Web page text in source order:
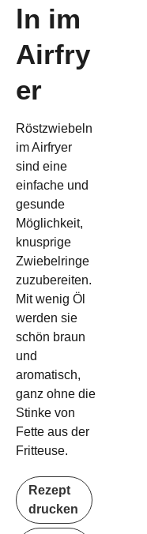
ln im
Airfry
er
Röstzwiebeln
im Airfryer
sind eine
einfache und
gesunde
Möglichkeit,
knusprige
Zwiebelringe
zuzubereiten.
Mit wenig Öl
werden sie
schön braun
und
aromatisch,
ganz ohne die
Stinke von
Fette aus der
Fritteuse.
Rezept
drucken